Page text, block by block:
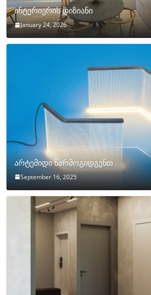
ინტერიერის დიზიანი
January 24, 2026
არტემიდი წარმოგიდგენთ
September 16, 2025